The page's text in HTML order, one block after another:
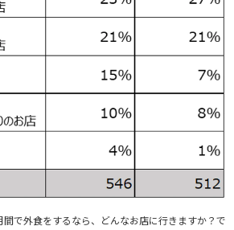
で外食をするなら、どんなお店に行きますか？で